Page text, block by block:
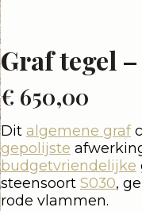
Graf tegel
€ 650,00
Dit algemene graf
gepolijste
budgetvriendelijke
steensoort S030,
rode vlammen.